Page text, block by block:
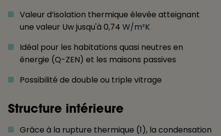
Valeur d’isolation thermique élevée atteignant
une valeur Uw jusqu'à 0,74 W/m²K
Idéal pour les habitations quasi neutres en
énergie (Q-ZEN) et les maisons passives
Possibilité de double ou triple vitrage
Structure intérieure
Grâce à la rupture thermique (1), la condensation